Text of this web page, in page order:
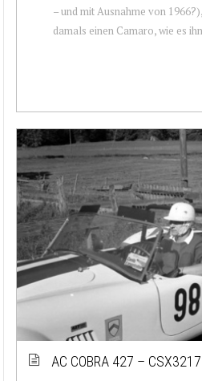
– und mit Ausnahme von
damals einen Camaro, wie es
AC COBRA 427 – CSX3217